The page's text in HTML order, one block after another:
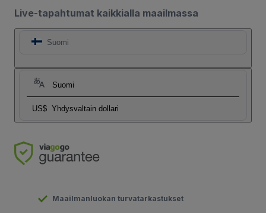
Live-tapahtumat kaikkialla maailmassa
Suomi
Suomi
US$ Yhdysvaltain dollari
Maailmanluokan turvatarkastukset